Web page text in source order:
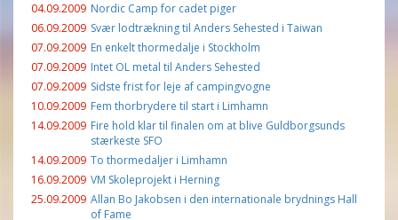
04.09.2009 Nordic Camp for cadet piger
06.09.2009 Svær lodtrækning til Anders Sehested i Taiwan
07.09.2009 En enkelt thormedalje i Stockholm
07.09.2009 Intet OL metal til Anders Sehested
07.09.2009 Sidste frist for leje af campingvogne
10.09.2009 Fem thorbrydere til start i Limhamn
14.09.2009 Fire hold klar til finalen om at blive Guldborgsunds
stærkeste SFO
14.09.2009 To thormedaljer i Limhamn
16.09.2009 VM Skoleprojekt i Herning
25.09.2009 Allan Bo Jakobsen i den internationale brydnings Hall
of Fame